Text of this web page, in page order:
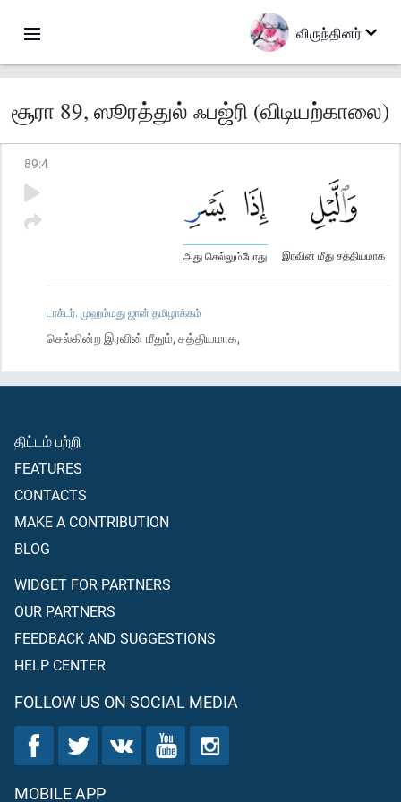
விருந்தினர்
சூரா 89, ஸூரத்துல் ஃபஜ்ரி (விடியற்காலை)
89:4
இரவின் மீது சத்தியமாக
அது செல்லும்போது
டாக்டர். முஹம்மது ஜான் தமிழாக்கம்
செல்கின்ற இரவின் மீதும், சத்தியமாக,
திட்டம் பற்றி
FEATURES
CONTACTS
MAKE A CONTRIBUTION
BLOG
WIDGET FOR PARTNERS
OUR PARTNERS
FEEDBACK AND SUGGESTIONS
HELP CENTER
FOLLOW US ON SOCIAL MEDIA
MOBILE APP